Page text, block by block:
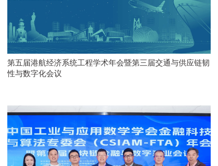
第五届港航经济系统工程学术年会暨第三届交通与供应链韧
性与数字化会议